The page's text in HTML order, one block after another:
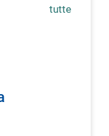
tutte